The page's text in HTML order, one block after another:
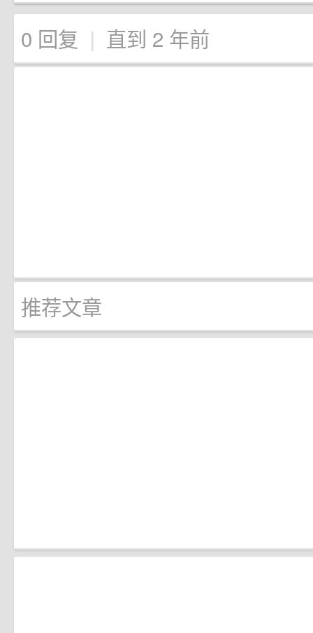
0 回复 | 直到 2 年前
推荐文章